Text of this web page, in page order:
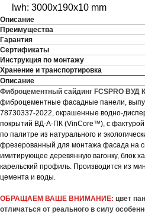
lwh: 3000x190x10 mm
Описание
Преимущества
Гарантия
Сертификаты
Инструкция по монтажу
Хранение и транспортировка
Описание
Фиброцементный сайдинг FCSPRO ВУД
фиброцементные фасадные панели,
78730337-2022, окрашенные водно-
покрытий ВД-А-ПК (VinCore™), с фактурой
по палитре из натурального и
фрезерованный для монтажа фасада на
имитирующее деревянную вагонку, блок
карельский профиль. Производится из
цемента и воды.
ОБРАЩАЕМ ВАШЕ ВНИМАНИЕ: цвет
отличаться от реального в силу